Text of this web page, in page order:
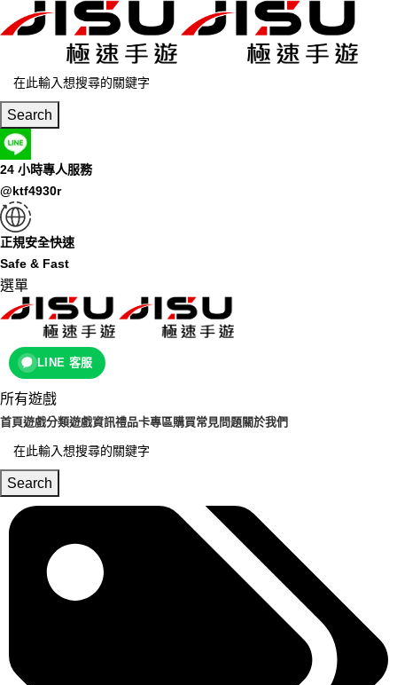
Search
24 小時專人服務
@ktf4930r
正規安全快速
Safe & Fast
選單
LINE 客服
所有遊戲
首頁遊戲分類遊戲資訊禮品卡專區購買常見問題關於我們
Search